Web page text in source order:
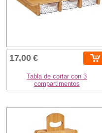
17,00 €
Tabla de cortar con 3
compartimentos